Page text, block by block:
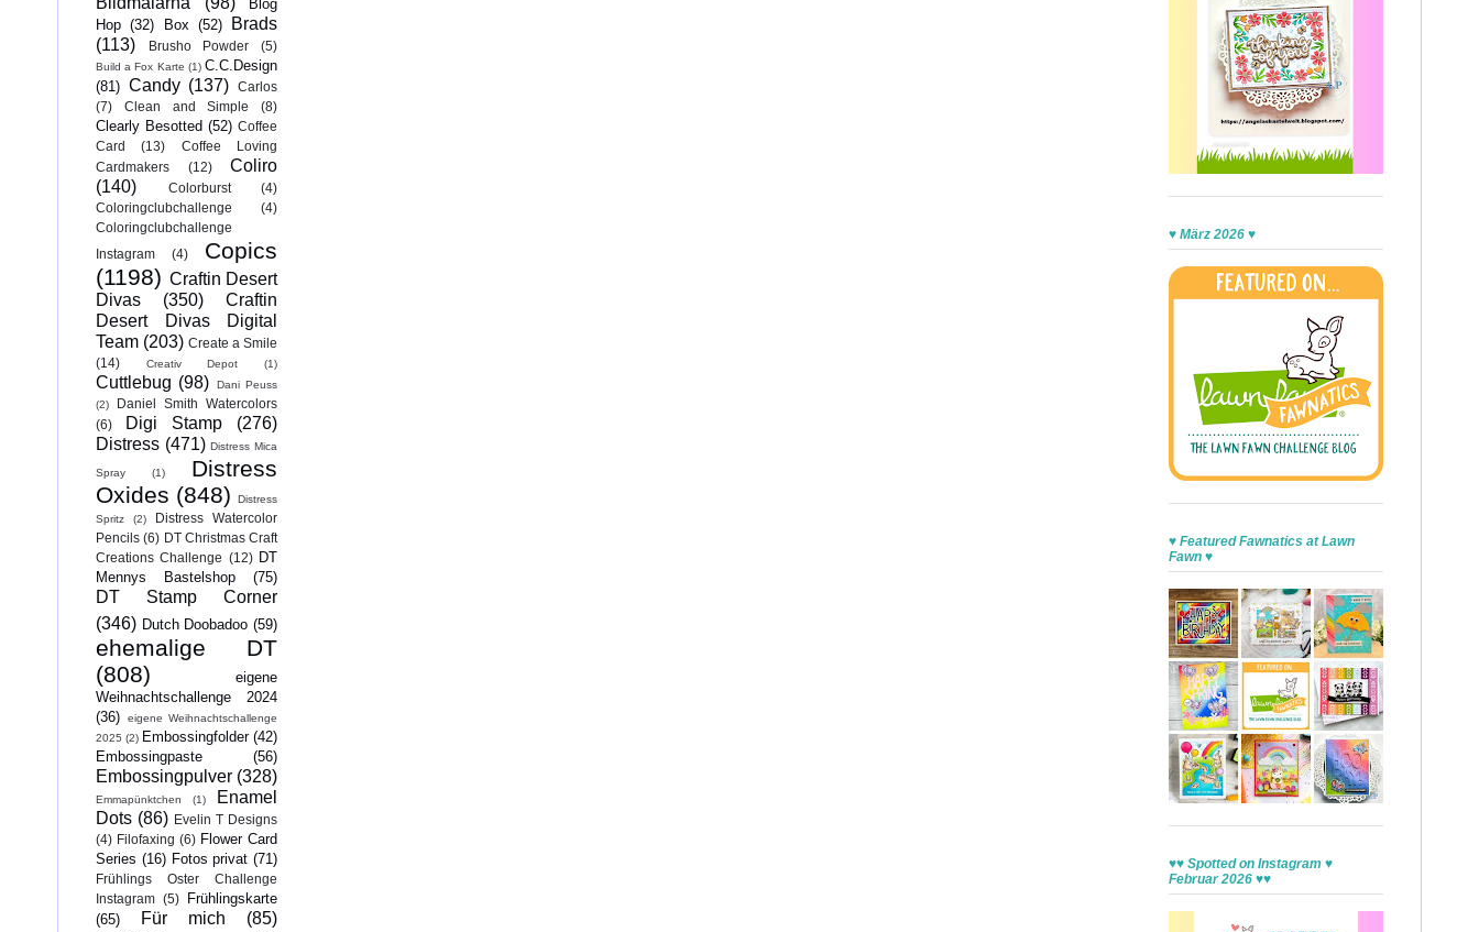
Blog
Hop (32) Box (52)
Brads
(113)
Brusho Powder (5)
Build a Fox Karte (1) C.C.Design
(81) Candy (137)
Carlos
(7)
Clean and Simple (8)
Clearly Besotted (52) Coffee
Card
(13)
Coffee Loving
Cardmakers
(12)
Coliro
(140)
Colorburst
(4)
Coloringclubchallenge
(4)
Coloringclubchallenge
Instagram
(4)
Copics
(1198) Craftin Desert
Divas
(350)
Craftin
Desert Divas Digital
Team (203) Create a Smile
(14)
Creativ Depot (1)
Cuttlebug (98)
Dani Peuss
(2)
Daniel Smith Watercolors
(6)
Digi Stamp
(276)
Distress (471) Distress Mica
Spray (1)
Distress
Oxides (848)
Distress
Spritz
(2)
Distress Watercolor
Pencils (6) DT Christmas Craft
Creations Challenge (12) DT
Mennys Bastelshop
(75)
DT Stamp Corner
(346) Dutch Doobadoo (59)
ehemalige DT
(808)
eigene
Weihnachtschallenge 2024
(36)
eigene Weihnachtschallenge
2025 (2) Embossingfolder (42)
Embossingpaste
(56)
Embossingpulver (328)
Emmapünktchen (1)
Enamel
Dots (86) Evelin T Designs
(4) Filofaxing (6) Flower Card
Series (16) Fotos privat (71)
Frühlings Oster Challenge
Instagram (5)
Frühlingskarte
(65)
Für mich (85)
♥ März 2026 ♥
♥ Featured Fawnatics at Lawn
Fawn ♥
♥♥ Spotted on Instagram ♥
Februar 2026 ♥♥